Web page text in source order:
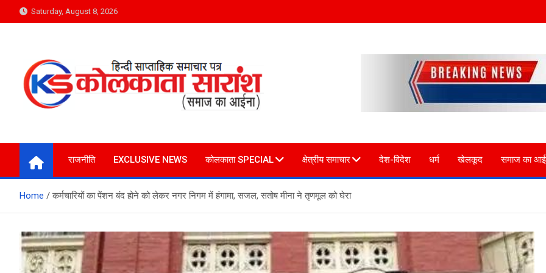
to
Saturday, August 8, 2026
Kolkata Saransh News
राजनीति EXCLUSIVE NEWS कोलकाता SPECIAL क्षेत्रीय समाचार देश-विदेश धर्म खेलकूद समाज का
Home कर्मचारियों का पेंशन बंद होने को लेकर नगर निगम में हंगामा, सजल, सतोष मीना ने तृणमूल को घेरा